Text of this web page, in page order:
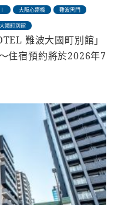
大阪心齋橋 難波黑門
國町別館
難波大國町別館」
住宿預約將於2026年7